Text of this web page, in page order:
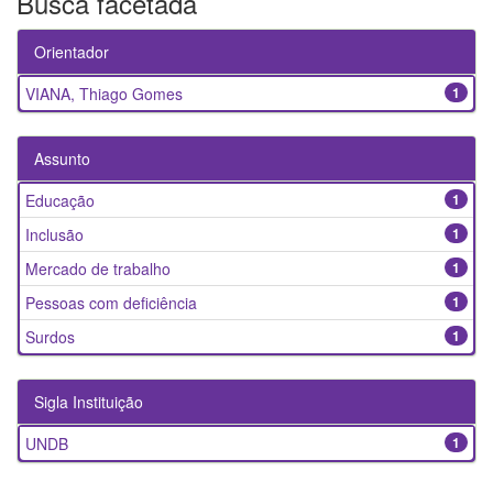
Orientador
1
VIANA, Thiago Gomes
Assunto
1
Educação
1
Inclusão
1
Mercado de trabalho
1
Pessoas com deficiência
1
Surdos
Sigla Instituição
1
UNDB